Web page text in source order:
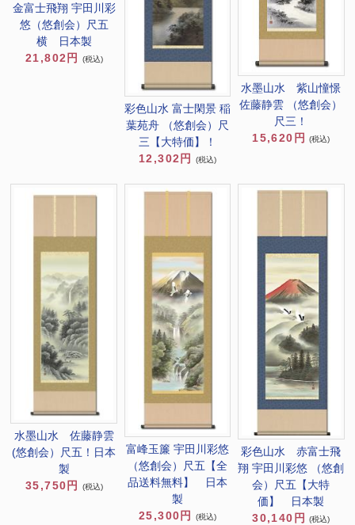
金富士飛翔 宇田川彩
悠（悠創会）尺五
横 日本製
21,802円
(税込)
彩色山水 富士閑景 稲
葉苑舟 （悠創会）尺
三【大特価】！
12,302円
(税込)
水墨山水 紫山憧憬
佐藤静雲 （悠創会）
尺三！
15,620円
(税込)
水墨山水 佐藤静雲
(悠創会）尺五！日本
製
35,750円
(税込)
富峰玉簾 宇田川彩悠
（悠創会）尺五【全
品送料無料】 日本
製
25,300円
(税込)
彩色山水 赤富士飛
翔 宇田川彩悠 （悠創
会）尺五【大特
価】 日本製
30,140円 (税込)